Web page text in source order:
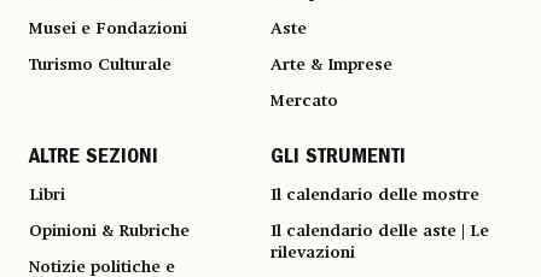
Musei e Fondazioni
Turismo Culturale
Aste
Arte & Imprese
Mercato
ALTRE SEZIONI
Libri
Opinioni & Rubriche
Notizie politiche e
GLI STRUMENTI
Il calendario delle mostre
Il calendario delle aste | Le
rilevazioni